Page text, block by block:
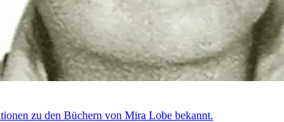
zu den Büchern von Mira Lobe bekannt.